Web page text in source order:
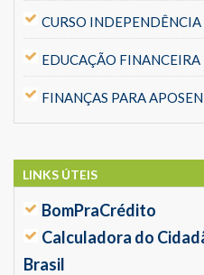
CURSO
EDUCAÇÃO FINANCEIRA
FINANÇAS PARA
LINKS ÚTEIS
BomPraCrédito
Calculadora do
Brasil